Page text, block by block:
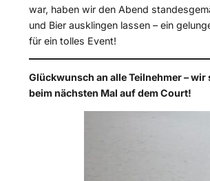
war, haben wir den Abend
und Bier ausklingen lassen – ein
für ein tolles Event!
Glückwunsch an alle Teilnehmer – wir
beim nächsten Mal auf dem Court!